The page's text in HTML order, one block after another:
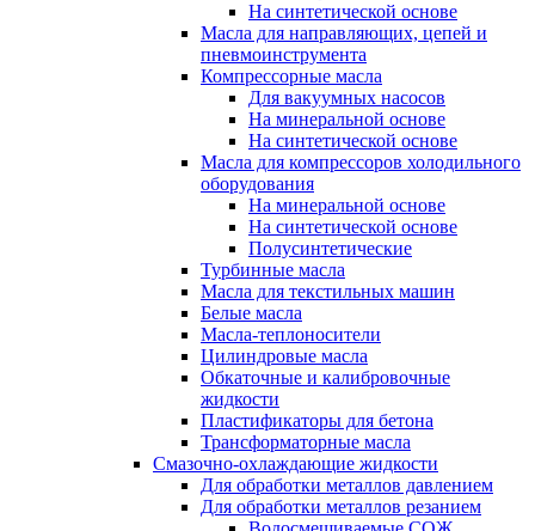
На синтетической основе
Масла для направляющих, цепей и
пневмоинструмента
Компрессорные масла
Для вакуумных насосов
На минеральной основе
На синтетической основе
Масла для компрессоров холодильного
оборудования
На минеральной основе
На синтетической основе
Полусинтетические
Турбинные масла
Масла для текстильных машин
Белые масла
Масла-теплоносители
Цилиндровые масла
Обкаточные и калибровочные
жидкости
Пластификаторы для бетона
Трансформаторные масла
Смазочно-охлаждающие жидкости
Для обработки металлов давлением
Для обработки металлов резанием